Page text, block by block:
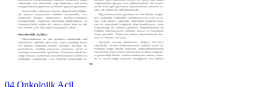
04 Onkolojik Acil